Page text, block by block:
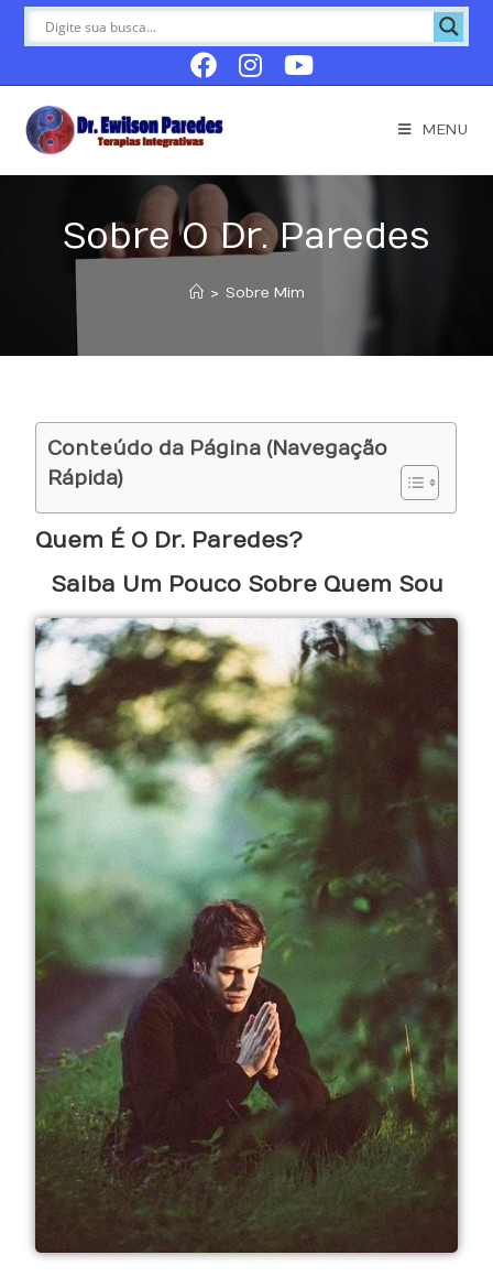
MENU
Sobre O Dr. Paredes
> Sobre Mim
Conteúdo da Página (Navegação
Rápida)
Quem É O Dr. Paredes?
Saiba Um Pouco Sobre Quem Sou